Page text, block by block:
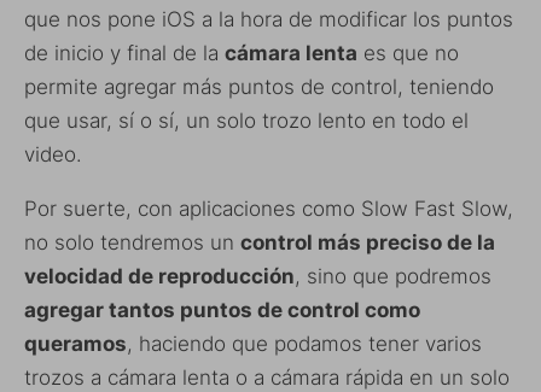
que nos pone iOS a la hora de modificar los puntos
de inicio y final de la cámara lenta es que no
permite agregar más puntos de control, teniendo
que usar, sí o sí, un solo trozo lento en todo el
video.
Por suerte, con aplicaciones como Slow Fast Slow,
no solo tendremos un control más preciso de la
velocidad de reproducción, sino que podremos
agregar tantos puntos de control como
queramos, haciendo que podamos tener varios
trozos a cámara lenta o a cámara rápida en un solo